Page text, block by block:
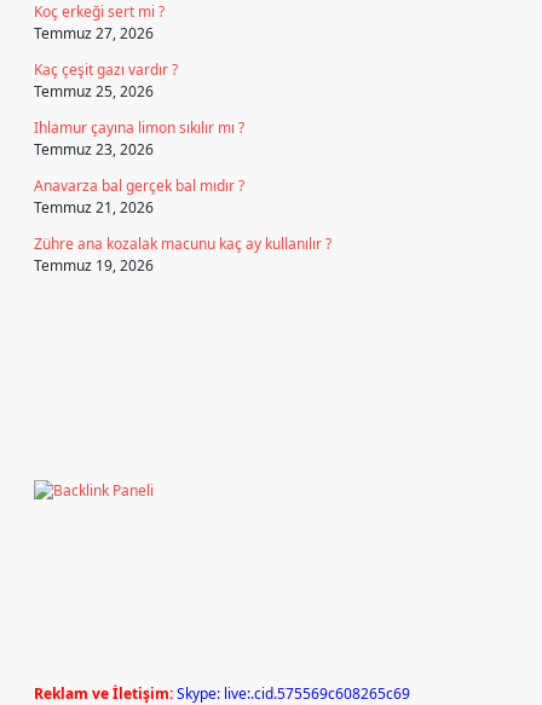
Koç erkeği sert mi ?
Temmuz 27, 2026
Kaç çeşit gazı vardır ?
Temmuz 25, 2026
Ihlamur çayına limon sıkılır mı ?
Temmuz 23, 2026
Anavarza bal gerçek bal mıdır ?
Temmuz 21, 2026
Zühre ana kozalak macunu kaç ay kullanılır ?
Temmuz 19, 2026
Reklam ve İletişim:Skype: live:.cid.575569c608265c69